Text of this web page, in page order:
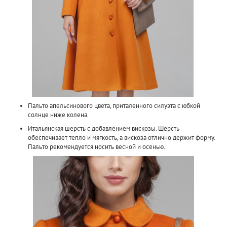
Пальто апельсинового цвета, приталенного силуэта с юбкой
солнце ниже колена.
Итальянская шерсть с добавлением вискозы. Шерсть
обеспечивает тепло и мягкость, а вискоза отлично держит форму.
Пальто рекомендуется носить весной и осенью.